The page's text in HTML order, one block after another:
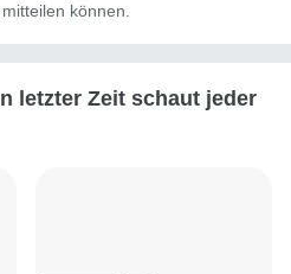
können.
letzter Zeit schaut jeder